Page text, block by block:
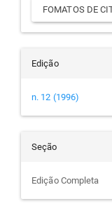
FOMATOS DE
Edição
n. 12 (1996)
Seção
Edição Completa